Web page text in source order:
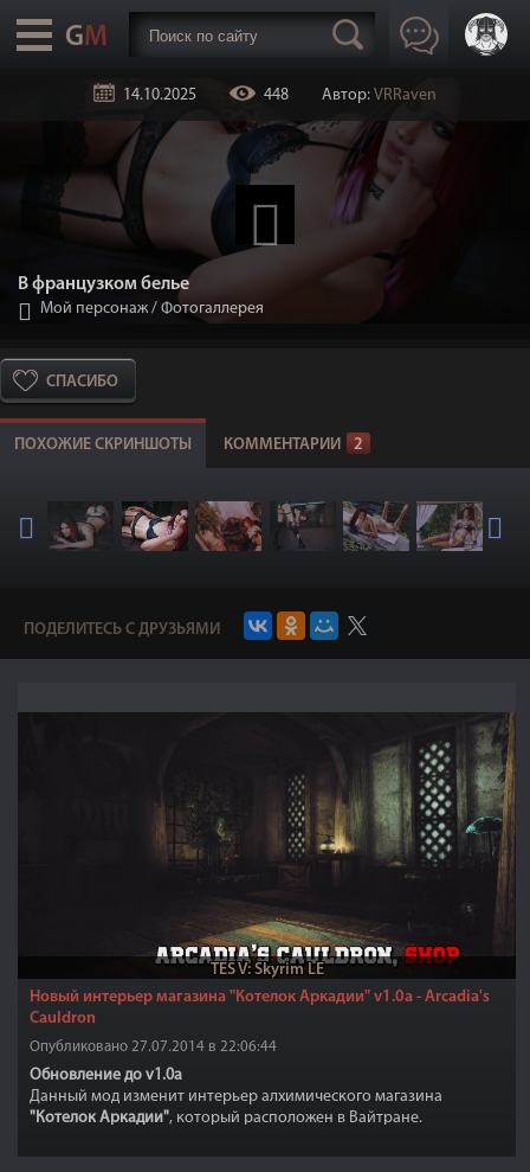
14.10.2025 448 Автор: VRRaven
В французком белье
Мой персонаж / Фотогаллерея
СПАСИБО
ПОХОЖИЕ СКРИНШОТЫ КОММЕНТАРИИ 2
ПОДЕЛИТЕСЬ С ДРУЗЬЯМИ
TES V: Skyrim LE
Новый интерьер магазина "Котелок Аркадии" v1.0a - Arcadia's
Cauldron
Опубликовано 27.07.2014 в 22:06:44
Обновление до v1.0a
Данный мод изменит интерьер алхимического магазина
"Котелок Аркадии", который расположен в Вайтране.